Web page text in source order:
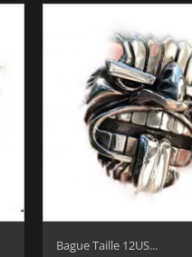
Bague Taille 12US...